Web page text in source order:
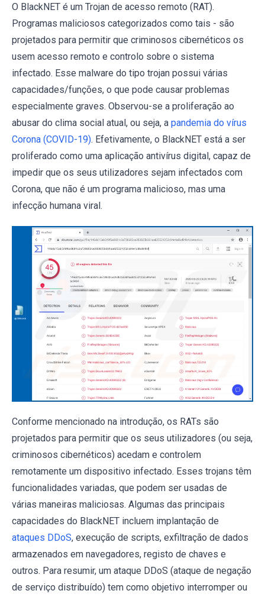
O BlackNET é um Trojan de acesso remoto (RAT).
Programas maliciosos categorizados como tais - são
projetados para permitir que criminosos cibernéticos os
usem acesso remoto e controlo sobre o sistema
infectado. Esse malware do tipo trojan possui várias
capacidades/funções, o que pode causar problemas
especialmente graves. Observou-se a proliferação ao
abusar do clima social atual, ou seja, a pandemia do vírus
Corona (COVID-19). Efetivamente, o BlackNET está a ser
proliferado como uma aplicação antivírus digital, capaz de
impedir que os seus utilizadores sejam infectados com
Corona, que não é um programa malicioso, mas uma
infecção humana viral.
Conforme mencionado na introdução, os RATs são
projetados para permitir que os seus utilizadores (ou seja,
criminosos cibernéticos) acedam e controlem
remotamente um dispositivo infectado. Esses trojans têm
funcionalidades variadas, que podem ser usadas de
várias maneiras maliciosas. Algumas das principais
capacidades do BlackNET incluem implantação de
ataques DDoS, execução de scripts, exfiltração de dados
armazenados em navegadores, registo de chaves e
outros. Para resumir, um ataque DDoS (ataque de negação
de serviço distribuído) tem como objetivo interromper ou